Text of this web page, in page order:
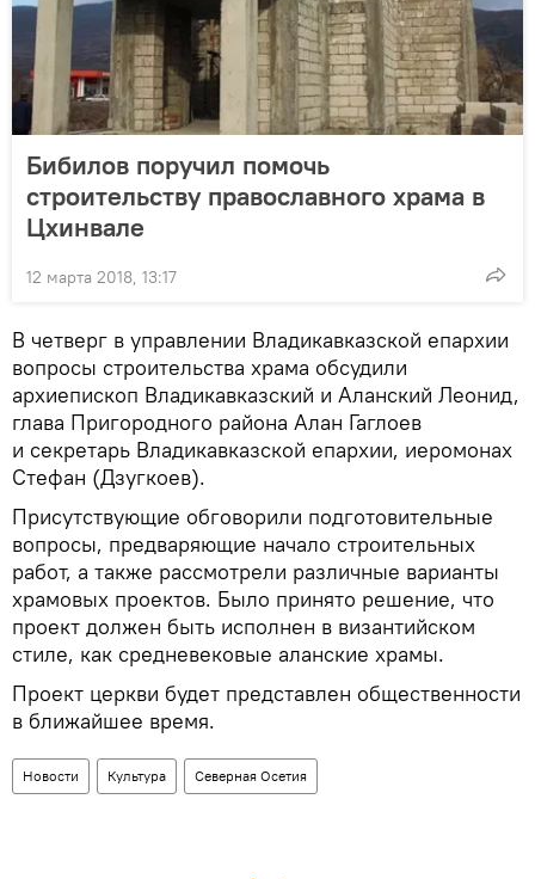
Бибилов поручил помочь
строительству православного храма в
Цхинвале
12 марта 2018, 13:17
В четверг в управлении Владикавказской епархии
вопросы строительства храма обсудили
архиепископ Владикавказский и Аланский Леонид,
глава Пригородного района Алан Гаглоев
и секретарь Владикавказской епархии, иеромонах
Стефан (Дзугкоев).
Присутствующие обговорили подготовительные
вопросы, предваряющие начало строительных
работ, а также рассмотрели различные варианты
храмовых проектов. Было принято решение, что
проект должен быть исполнен в византийском
стиле, как средневековые аланские храмы.
Проект церкви будет представлен общественности
в ближайшее время.
Новости Культура Северная Осетия